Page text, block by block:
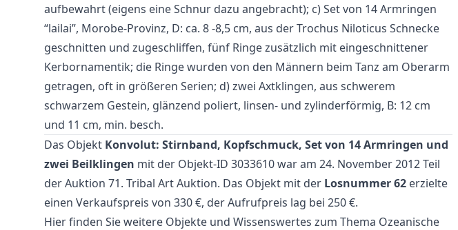
aufbewahrt (eigens eine Schnur dazu angebracht); c) Set von 14 Armringen
“lailai”, Morobe-Provinz, D: ca. 8 -8,5 cm, aus der Trochus Niloticus Schnecke
geschnitten und zugeschliffen, fünf Ringe zusätzlich mit eingeschnittener
Kerbornamentik; die Ringe wurden von den Männern beim Tanz am Oberarm
getragen, oft in größeren Serien; d) zwei Axtklingen, aus schwerem
schwarzem Gestein, glänzend poliert, linsen- und zylinderförmig, B: 12 cm
und 11 cm, min. besch.
Das Objekt Konvolut: Stirnband, Kopfschmuck, Set von 14 Armringen und
zwei Beilklingen mit der Objekt-ID 3033610 war am 24. November 2012 Teil
der Auktion 71. Tribal Art Auktion. Das Objekt mit der Losnummer 62 erzielte
einen Verkaufspreis von 330 €, der Aufrufpreis lag bei 250 €.
Hier finden Sie weitere Objekte und Wissenswertes zum Thema Ozeanische